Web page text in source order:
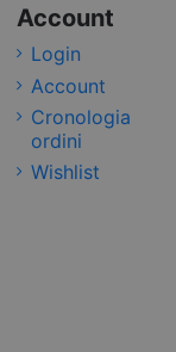
Account
Login
Account
Cronologia
ordini
Wishlist